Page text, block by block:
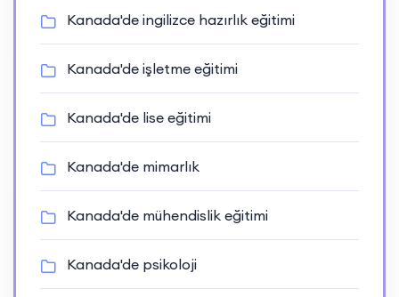
Kanada'de ingilizce hazırlık eğitimi
Kanada'de işletme eğitimi
Kanada'de lise eğitimi
Kanada'de mimarlık
Kanada'de mühendislik eğitimi
Kanada'de psikoloji